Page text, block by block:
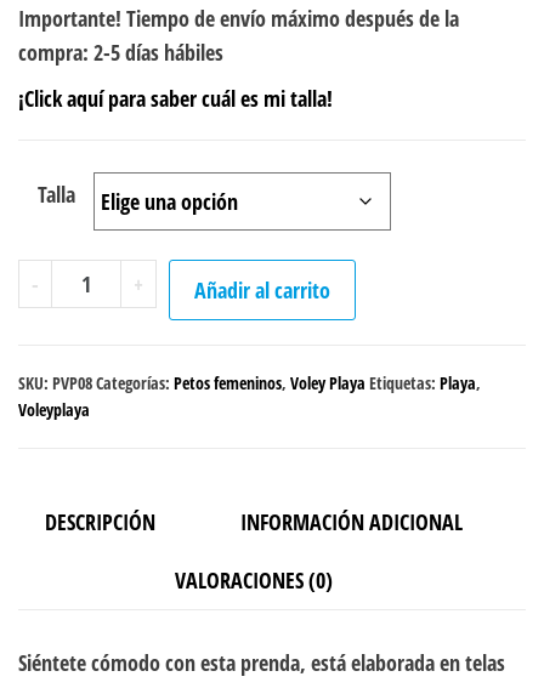
Importante! Tiempo de envío máximo después de la
compra: 2-5 días hábiles
¡Click aquí para saber cuál es mi talla!
Talla
-
Peto
Voley
"Mermaid"
cantidad
+ Añadir al carrito
SKU: PVP08Categorías: Petos femeninos, Voley Playa Etiquetas: Playa,
Voleyplaya
DESCRIPCIÓN
INFORMACIÓN ADICIONAL
VALORACIONES (0)
Siéntete cómodo con esta prenda, está elaborada en telas